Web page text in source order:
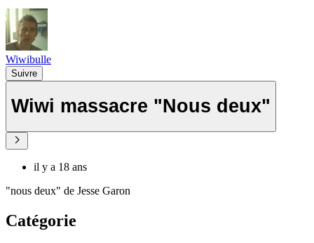
Wiwibulle
Suivre
Wiwi massacre "Nous deux"
il y a 18 ans
"nous deux" de Jesse Garon
Catégorie